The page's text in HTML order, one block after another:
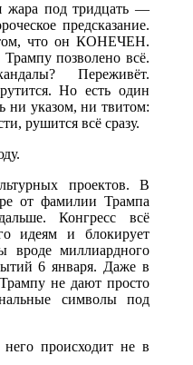
жара под тридцать —
предсказание.
что он КОНЕЧЕН.
позволено всё.
Переживёт.
Но есть один
ни указом, ни твитом:
рушится всё сразу.
проектов. В
от фамилии Трампа
Конгресс всё
идеям и блокирует
вроде миллиардного
6 января. Даже в
не дают просто
символы под
происходит не в